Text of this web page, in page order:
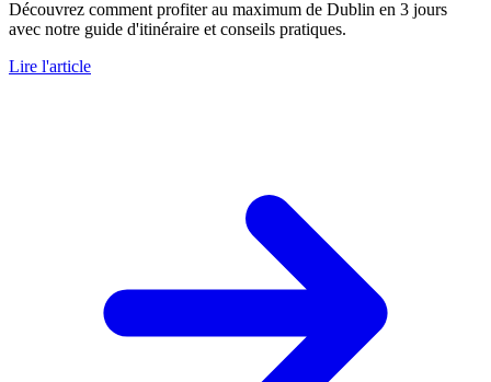
Découvrez comment profiter au maximum de Dublin en 3 jours
avec notre guide d'itinéraire et conseils pratiques.
Lire l'article